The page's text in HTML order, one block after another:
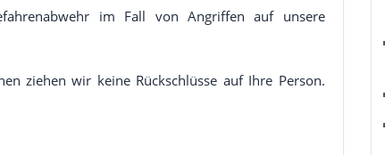
im Fall von Angriffen auf unsere
ziehen wir keine Rückschlüsse auf Ihre Person.